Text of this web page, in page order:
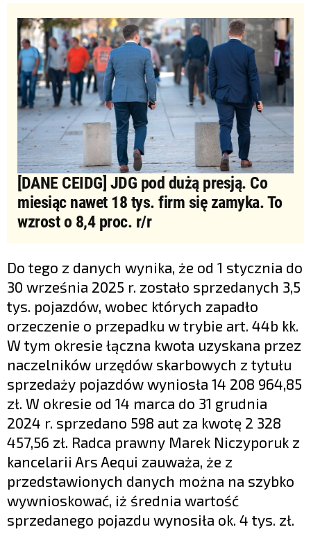
[DANE CEIDG] JDG pod dużą presją. Co
miesiąc nawet 18 tys. firm się zamyka. To
wzrost o 8,4 proc. r/r
Do tego z danych wynika, że od 1 stycznia do
30 września 2025 r. zostało sprzedanych 3,5
tys. pojazdów, wobec których zapadło
orzeczenie o przepadku w trybie art. 44b kk.
W tym okresie łączna kwota uzyskana przez
naczelników urzędów skarbowych z tytułu
sprzedaży pojazdów wyniosła 14 208 964,85
zł. W okresie od 14 marca do 31 grudnia
2024 r. sprzedano 598 aut za kwotę 2 328
457,56 zł. Radca prawny Marek Niczyporuk z
kancelarii Ars Aequi zauważa, że z
przedstawionych danych można na szybko
wywnioskować, iż średnia wartość
sprzedanego pojazdu wynosiła ok. 4 tys. zł.